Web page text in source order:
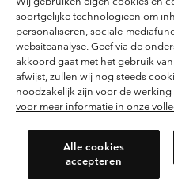
Gebruiksvoorwaarden
Privacybeleid
Voorwaarden voor door gebruikers
Cookies
Public CBCR
soortgelijke technologieën om
personaliseren, sociale-
websiteanalyse. Geef via de
akkoord gaat met het gebruik
afwijst, zullen wij nog steeds
noodzakelijk zijn voor de werking
voor meer informatie in onze
Alle cookies
accepteren
Selecteer je
Online
United States
Netherlands-
Netherlands-Dutch